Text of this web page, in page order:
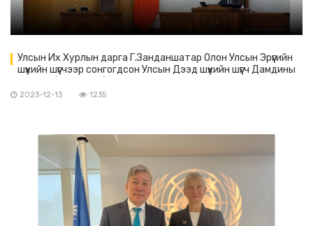
Улсын Их Хурлын дарга Г.Занданшатар Олон Улсын Эрүүгийн
шүүхийн шүүгчээр сонгогдсон Улсын Дээд шүүхийн шүүгч Дамдины
2023-12-13 1235